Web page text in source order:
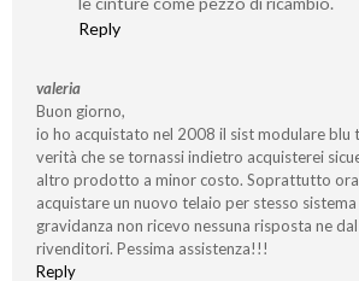
Reply
valeria
Buon giorno,
io ho acquistato nel 2008 il sist modulare blu
verità che se tornassi indietro acquisterei
altro prodotto a minor costo. Soprattutto
acquistare un nuovo telaio per stesso
gravidanza non ricevo nessuna risposta ne
rivenditori. Pessima assistenza!!!
Reply